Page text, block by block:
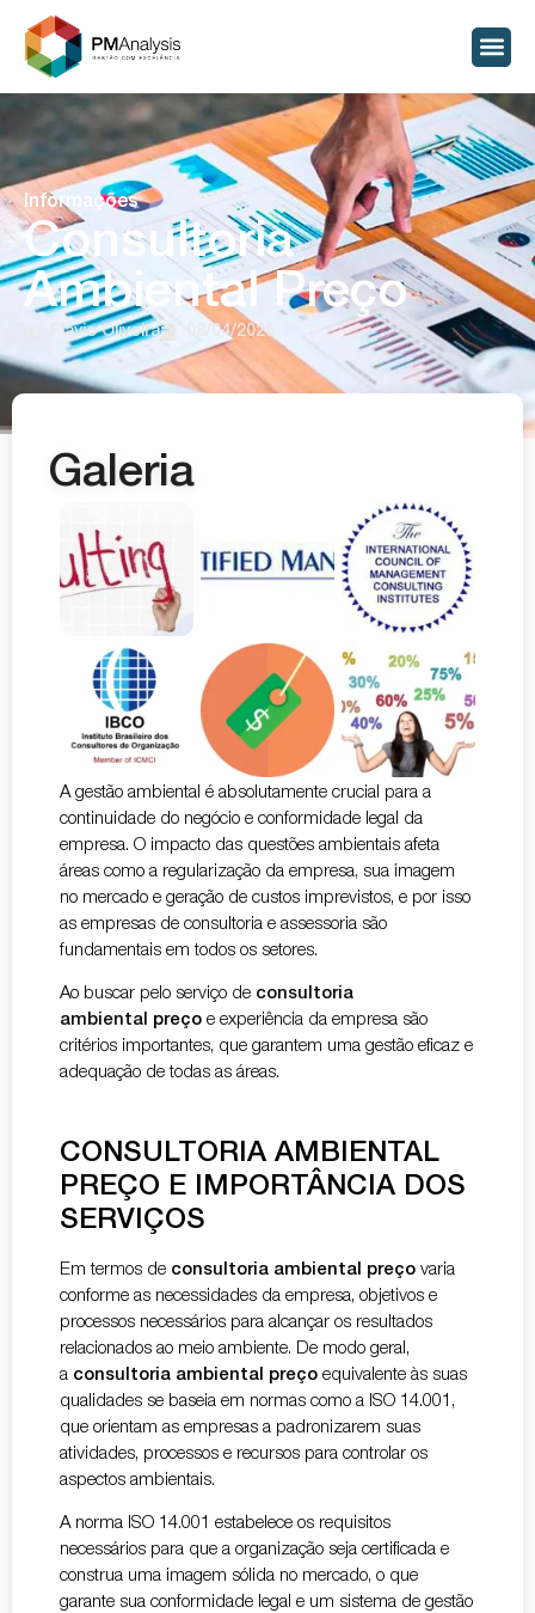
Informações
Consultoria
Ambiental Preço
Flavio Oliveira 08/04/2025
Galeria
A gestão ambiental é absolutamente crucial para a
continuidade do negócio e conformidade legal da
empresa. O impacto das questões ambientais afeta
áreas como a regularização da empresa, sua imagem
no mercado e geração de custos imprevistos, e por isso
as empresas de consultoria e assessoria são
fundamentais em todos os setores.
Ao buscar pelo serviço de consultoria
ambiental preço e experiência da empresa são
critérios importantes, que garantem uma gestão eficaz e
adequação de todas as áreas.
CONSULTORIA AMBIENTAL
PREÇO E IMPORTÂNCIA DOS
SERVIÇOS
Em termos de consultoria ambiental preço varia
conforme as necessidades da empresa, objetivos e
processos necessários para alcançar os resultados
relacionados ao meio ambiente. De modo geral,
a consultoria ambiental preço equivalente às suas
qualidades se baseia em normas como a ISO 14.001,
que orientam as empresas a padronizarem suas
atividades, processos e recursos para controlar os
aspectos ambientais.
A norma ISO 14.001 estabelece os requisitos
necessários para que a organização seja certificada e
construa uma imagem sólida no mercado, o que
garante sua conformidade legal e um sistema de gestão